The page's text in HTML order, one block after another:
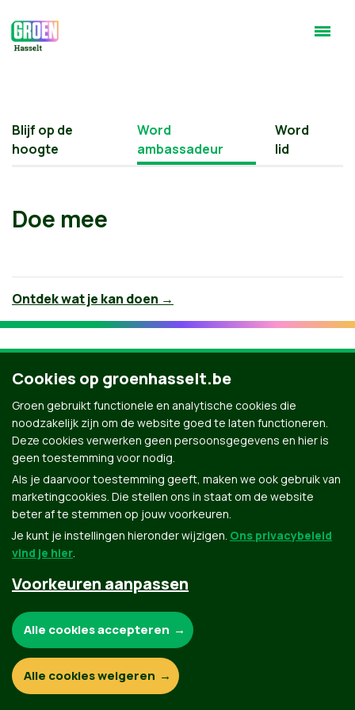
Blijf op de
hoogte
Word
ambassadeur
Word
lid
Doe mee
Ontdek wat je kan doen →
Groen.be
© Copyright Groen 2026 | Gemaakt metNationBuilder| Gebouwd doorTectonica
Contact Privacybeleid
Cookies op groenhasselt.be
Groen gebruikt functionele en analytische cookies die
noodzakelijk zijn om de website goed te laten functioneren.
Deze cookies verwerken geen persoonsgegevens en hier is
geen toestemming voor nodig.
Als je daarvoor toestemming geeft, maken we ook gebruik van
marketingcookies. Die stellen ons in staat om de website
beter af te stemmen op jouw voorkeuren.
Je kunt je instellingen hieronder wijzigen. Ons privacybeleid
vind je hier.
Voorkeuren aanpassen
Functionele en analytische cookies:
Alle cookies accepteren
Alle cookies weigeren